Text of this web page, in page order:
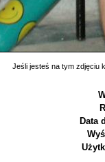
Jeśli jesteś na tym zdjęciu
Data